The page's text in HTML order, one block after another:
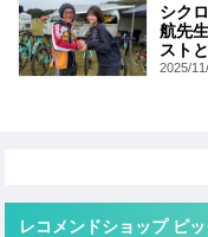
シク
航先
スト
2025/
レコメンドショップ ピ